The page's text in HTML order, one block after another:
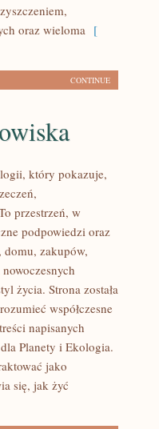
oraz wieloma [
CONTINUE
który pokazuje,
przestrzeń, w
podpowiedzi oraz
domu, zakupów,
życia. Strona została
współczesne
napisanych
Planety i Ekologia.
jako
się, jak żyć